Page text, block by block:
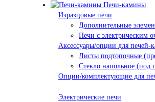
Печи-камины
Изразцовые печи
Дополнительные
Печи с электрическим
Аксессуары/опции для печей-
Листы подтопочные
Стекло напольное (под
Опции/комплектующие для
Электрические печи